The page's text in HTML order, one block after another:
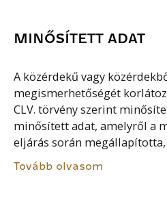
MINŐSÍTETT ADAT
A közérdekű vagy
megismerhetőségét
CLV. törvény szerint
minősített adat, amelyről a
eljárás során megállapította,
Tovább olvasom